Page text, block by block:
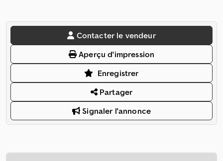
Contacter le vendeur
Aperçu d'impression
Enregistrer
Partager
Signaler l'annonce